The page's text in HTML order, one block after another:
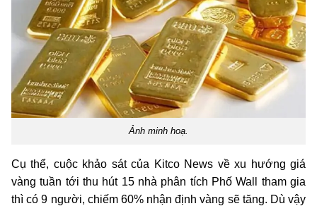
Ảnh minh hoạ.
Cụ thể, cuộc khảo sát của Kitco News về xu hướng giá
vàng tuần tới thu hút 15 nhà phân tích Phố Wall tham gia
thì có 9 người, chiếm 60% nhận định vàng sẽ tăng. Dù vậy